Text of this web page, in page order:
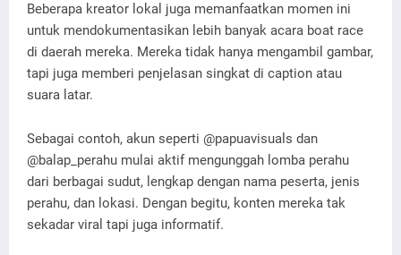
Beberapa kreator lokal juga memanfaatkan momen ini
untuk mendokumentasikan lebih banyak acara boat race
di daerah mereka. Mereka tidak hanya mengambil gambar,
tapi juga memberi penjelasan singkat di caption atau
suara latar.
Sebagai contoh, akun seperti @papuavisuals dan
@balap_perahu mulai aktif mengunggah lomba perahu
dari berbagai sudut, lengkap dengan nama peserta, jenis
perahu, dan lokasi. Dengan begitu, konten mereka tak
sekadar viral tapi juga informatif.